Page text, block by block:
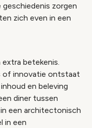
zorgen
zich even in een
betekenis.
of innovatie ontstaat
en beleving
diner tussen
een architectonisch
in een